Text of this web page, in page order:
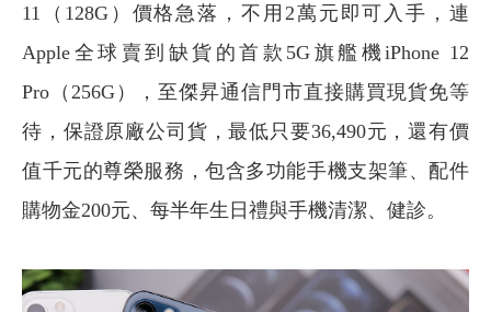
11（128G）價格急落，不用2萬元即可入手，連
Apple全球賣到缺貨的首款5G旗艦機iPhone 12
Pro（256G），至傑昇通信門市直接購買現貨免等
待，保證原廠公司貨，最低只要36,490元，還有價
值千元的尊榮服務，包含多功能手機支架筆、配件
購物金200元、每半年生日禮與手機清潔、健診。